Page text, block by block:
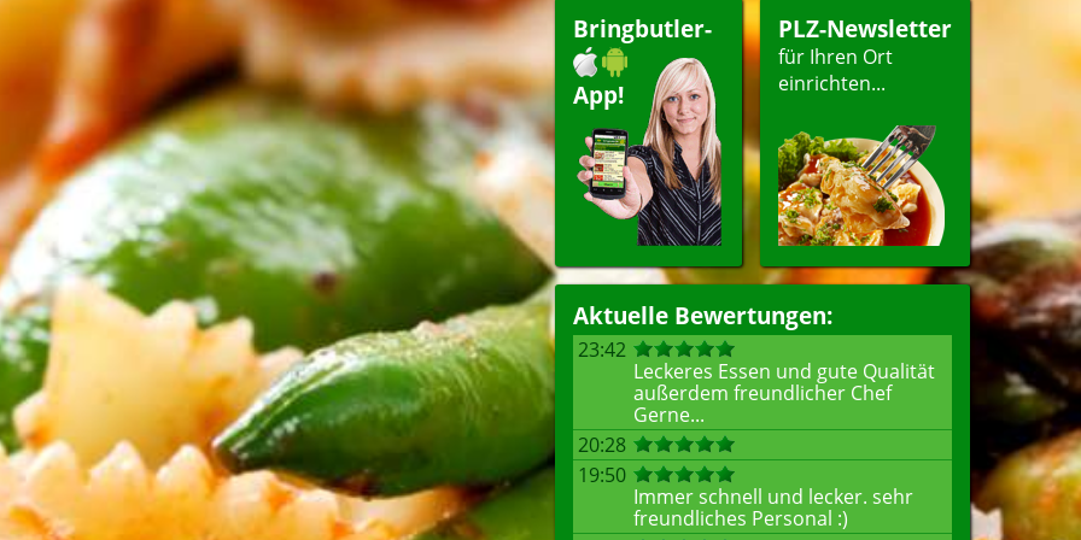
Bringbutler-
App!
PLZ-Newsletter
für Ihren Ort
einrichten...
Aktuelle Bewertungen:
23:42
Leckeres Essen und gute Qualität
außerdem freundlicher Chef
Gerne...
20:28
19:50
Immer schnell und lecker. sehr
freundliches Personal :)